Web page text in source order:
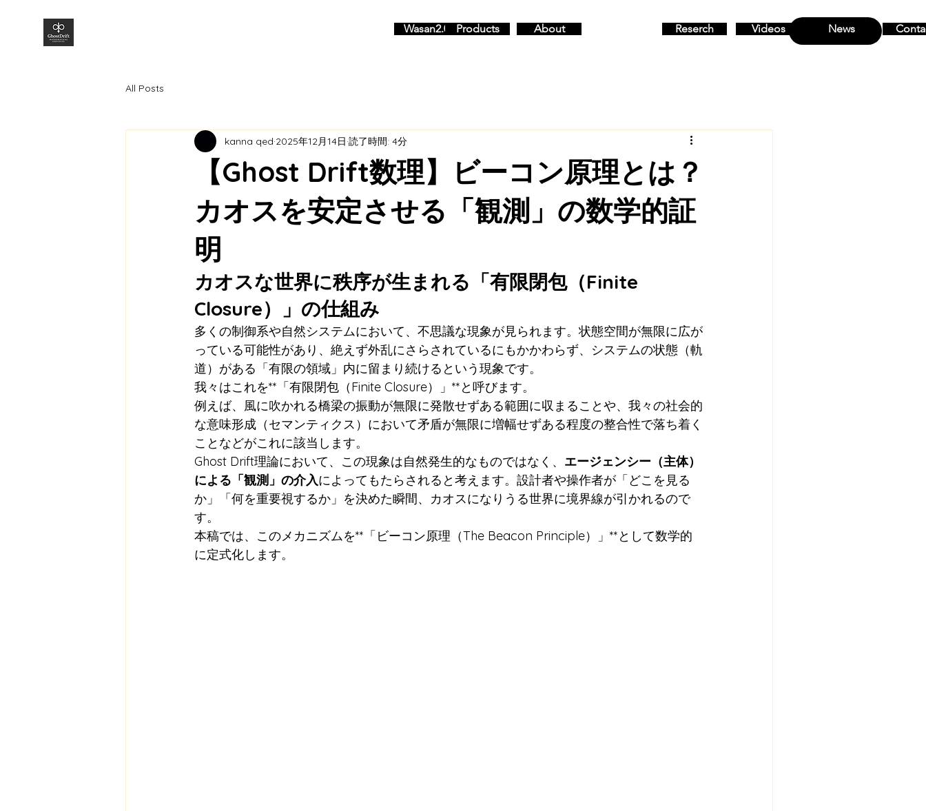
Wasan2.0 MENU
Products About Reserch Videos News
All Posts
【Ghost Drift数理】ビーコン原理とは？
カオスを安定させる「観測」の数学的証
明
kanna qed 2025年12月14日 読了時間: 4分
カオスな世界に秩序が生まれる「有限閉包（Finite
Closure）」の仕組み
多くの制御系や自然システムにおいて、不思議な現象が見られます。状態空間が無限に広が
っている可能性があり、絶えず外乱にさらされているにもかかわらず、システムの状態（軌
道）がある「有限の領域」内に留まり続けるという現象です。
我々はこれを**「有限閉包（Finite Closure）」**と呼びます。
例えば、風に吹かれる橋梁の振動が無限に発散せずある範囲に収まることや、我々の社会的
な意味形成（セマンティクス）において矛盾が無限に増幅せずある程度の整合性で落ち着く
ことなどがこれに該当します。
Ghost Drift理論において、この現象は自然発生的なものではなく、 エージェンシー（主体）
による「観測」の介入によってもたらされると考えます。設計者や操作者が「どこを見る
か」「何を重要視するか」を決めた瞬間、カオスになりうる世界に境界線が引かれるので
す。
本稿では、このメカニズムを**「ビーコン原理（The Beacon Principle）」**として数学的
に定式化します。